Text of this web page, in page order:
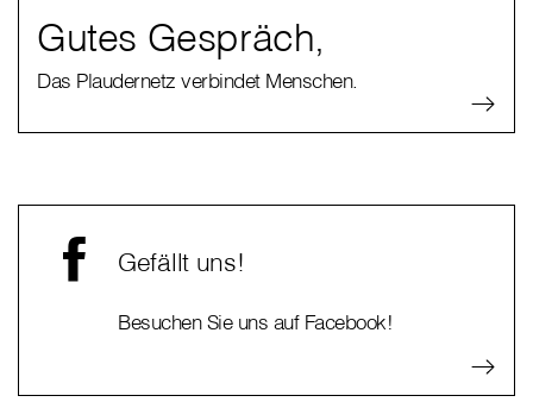
Gutes Gespräch,
Das Plaudernetz verbindet Menschen.
Gefällt uns!
Besuchen Sie uns auf Facebook!